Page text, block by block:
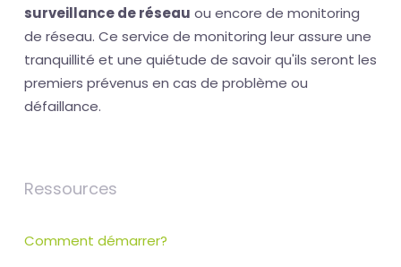
surveillance de réseau ou encore de monitoring
de réseau. Ce service de monitoring leur assure une
tranquillité et une quiétude de savoir qu'ils seront les
premiers prévenus en cas de problème ou
défaillance.
Ressources
Comment démarrer?